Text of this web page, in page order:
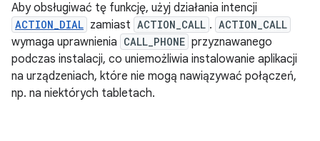
Aby obsługiwać tę funkcję, użyj działania intencji
ACTION_DIAL zamiast ACTION_CALL . ACTION_CALL
wymaga uprawnienia CALL_PHONE przyznawanego
podczas instalacji, co uniemożliwia instalowanie aplikacji
na urządzeniach, które nie mogą nawiązywać połączeń,
np. na niektórych tabletach.